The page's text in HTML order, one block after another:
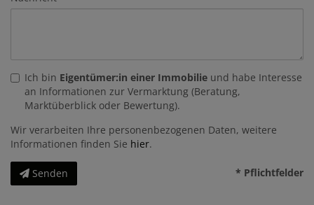
Ich bin Eigentümer:in einer Immobilie und habe Interesse
an Informationen zur Vermarktung (Beratung,
Marktüberblick oder Bewertung).
Wir verarbeiten Ihre personenbezogenen Daten, weitere
Informationen finden Sie hier.
Senden * Pflichtfelder